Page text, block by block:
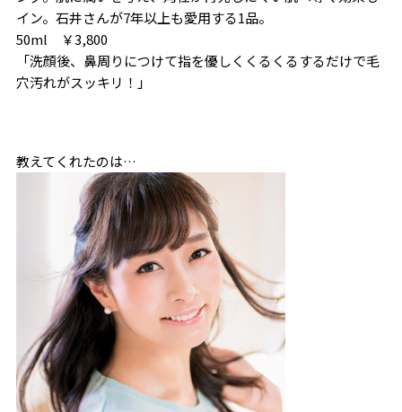
イン。石井さんが7年以上も愛用する1品。
50ml ￥3,800
「洗顔後、鼻周りにつけて指を優しくくるくるするだけで毛
穴汚れがスッキリ！」
教えてくれたのは…